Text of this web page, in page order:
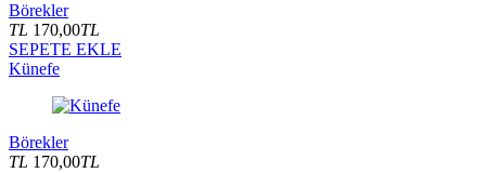
Börekler
TL 170,00TL
SEPETE EKLE
Künefe
Börekler
TL 170,00TL